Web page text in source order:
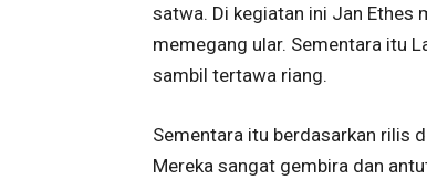
satwa. Di kegiatan ini Jan Ethes
memegang ular. Sementara itu
sambil tertawa riang.
Sementara itu berdasarkan rilis
Mereka sangat gembira dan